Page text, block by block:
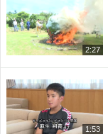
2:27
1:53